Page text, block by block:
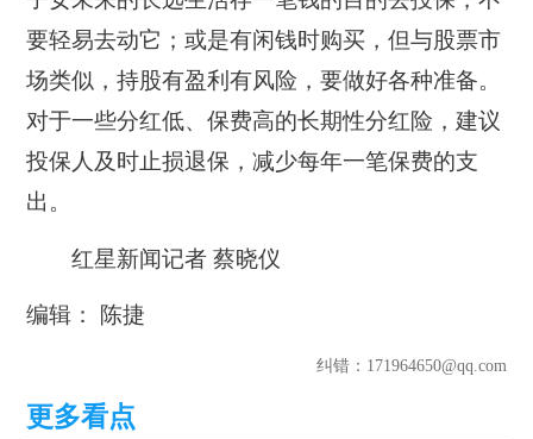
要轻易去动它；或是有闲钱时购买，但与股票市
场类似，持股有盈利有风险，要做好各种准备。
对于一些分红低、保费高的长期性分红险，建议
投保人及时止损退保，减少每年一笔保费的支
出。
红星新闻记者 蔡晓仪
编辑： 陈捷
纠错：171964650@qq.com